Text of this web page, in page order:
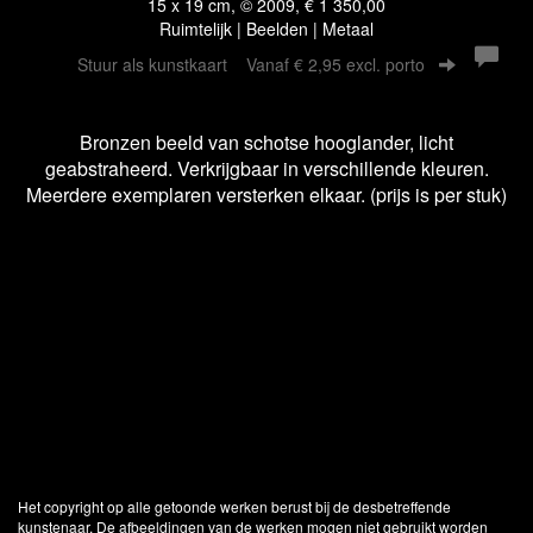
15 x 19 cm, © 2009, € 1 350,00
Ruimtelijk | Beelden | Metaal
Stuur als kunstkaart Vanaf € 2,95 excl. porto
Bronzen beeld van schotse hooglander, licht
geabstraheerd. Verkrijgbaar in verschillende kleuren.
Meerdere exemplaren versterken elkaar. (prijs is per stuk)
Het copyright op alle getoonde werken berust bij de desbetreffende
kunstenaar. De afbeeldingen van de werken mogen niet gebruikt worden